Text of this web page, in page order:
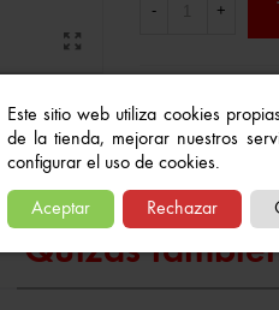
Este sitio web utiliza cookies
de la tienda, mejorar nuestros
configurar el uso de cookies.
Aceptar Rechazar
- +
A Lista De
Quizás